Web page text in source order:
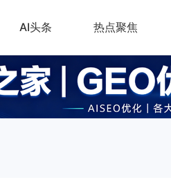
AI头条 热点聚焦